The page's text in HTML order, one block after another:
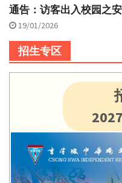
通告：访客出入校园之
19/01/2026
招生专区